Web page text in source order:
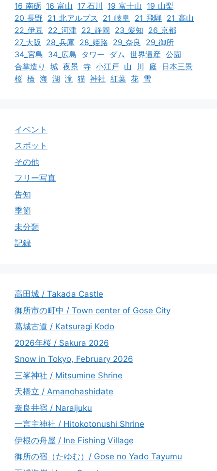
16_南砺 16_富山 17_石川 19_富士山 19_山梨
20_長野 21_北アルプス 21_岐阜 21_飛騨 21_高山
22_伊豆 22_河津 22_静岡 23_愛知 26_京都
27_大阪
28_兵庫 28_姫路 29_奈良
29_御所
34_宮島 34_広島 タワー ダム 世界遺産 公園
合掌造り
城 夜景 寺 小江戸 山 川 庭
日本三景
桜 橋 海 湖 滝 猫 神社 紅葉 花 雪
イベント
スポット
その他
フリー写真
告知
季節
未分類
記録
高田城 / Takada Castle
御所市の町中 / Town center of Gose City
葛城古道 / Katsuragi Kodo
2026年桜 / Sakura 2026
Snow in Tokyo, February 2026
三峯神社 / Mitsumine Shrine
天橋立 / Amanohashidate
奈良井宿 / Naraijuku
一言主神社 / Hitokotonushi Shrine
伊根の舟屋 / Ine Fishing Village
御所の宿（たゆむ）/ Gose no Yado Tayumu